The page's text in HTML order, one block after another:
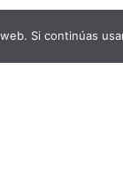
Si continúas